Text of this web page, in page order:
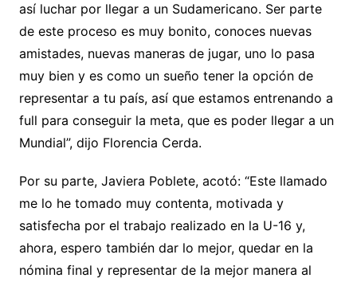
así luchar por llegar a un Sudamericano. Ser parte
de este proceso es muy bonito, conoces nuevas
amistades, nuevas maneras de jugar, uno lo pasa
muy bien y es como un sueño tener la opción de
representar a tu país, así que estamos entrenando a
full para conseguir la meta, que es poder llegar a un
Mundial”, dijo Florencia Cerda.
Por su parte, Javiera Poblete, acotó: “Este llamado
me lo he tomado muy contenta, motivada y
satisfecha por el trabajo realizado en la U-16 y,
ahora, espero también dar lo mejor, quedar en la
nómina final y representar de la mejor manera al